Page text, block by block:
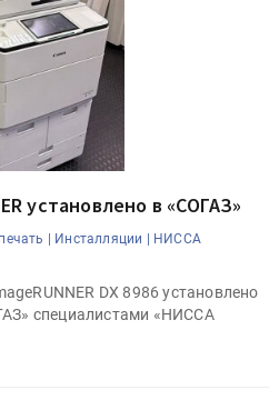
установлено в «СОГАЗ»
| Инсталляции | НИССА
DX 8986 установлено
специалистами «НИССА